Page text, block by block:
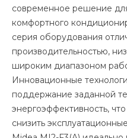
современное решение
комфортного
серия оборудования
производительностью,
широким диапазоном
Инновационные
поддержание заданной
энергоэффективность,
снизить